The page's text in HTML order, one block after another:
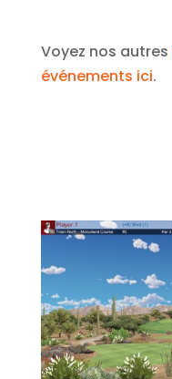
Voyez nos autres
événements ici.